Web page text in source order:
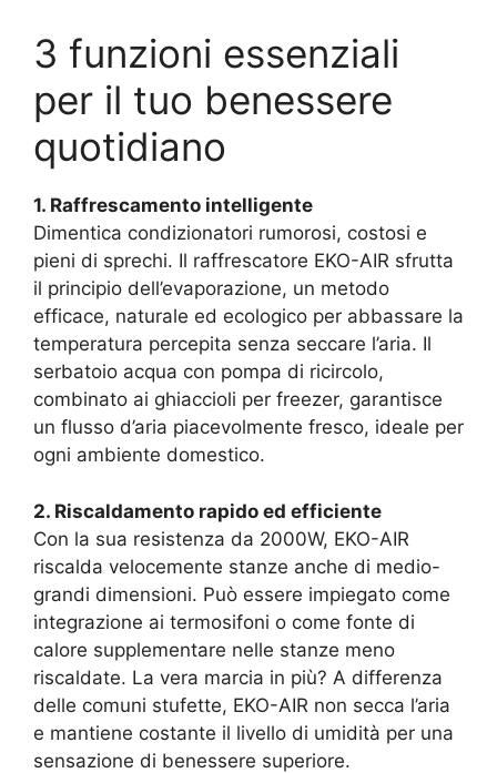
3 funzioni essenziali
per il tuo benessere
quotidiano
1. Raffrescamento intelligente
Dimentica condizionatori rumorosi, costosi e
pieni di sprechi. Il raffrescatore EKO-AIR sfrutta
il principio dell’evaporazione, un metodo
efficace, naturale ed ecologico per abbassare la
temperatura percepita senza seccare l’aria. Il
serbatoio acqua con pompa di ricircolo,
combinato ai ghiaccioli per freezer, garantisce
un flusso d’aria piacevolmente fresco, ideale per
ogni ambiente domestico.
2. Riscaldamento rapido ed efficiente
Con la sua resistenza da 2000W, EKO-AIR
riscalda velocemente stanze anche di medio-
grandi dimensioni. Può essere impiegato come
integrazione ai termosifoni o come fonte di
calore supplementare nelle stanze meno
riscaldate. La vera marcia in più? A differenza
delle comuni stufette, EKO-AIR non secca l’aria
e mantiene costante il livello di umidità per una
sensazione di benessere superiore.